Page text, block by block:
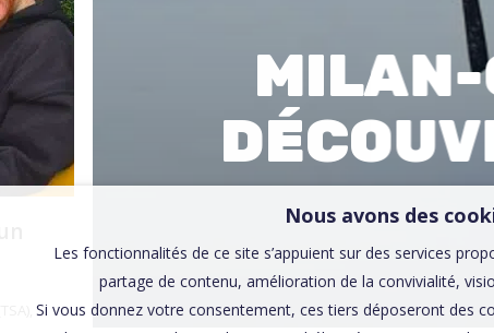
Nous avons des
Les fonctionnalités de ce site s’appuient sur des services
partage de contenu, amélioration de la convivialité,
Si vous donnez votre consentement, ces tiers déposeront des